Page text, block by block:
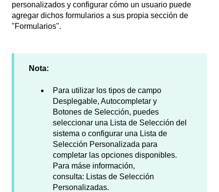
personalizados y configurar cómo un usuario puede
agregar dichos formularios a sus propia sección de
"Formularios".
Nota:
Para utilizar los tipos de campo
Desplegable, Autocompletar y
Botones de Selección, puedes
seleccionar una Lista de Selección del
sistema o configurar una Lista de
Selección Personalizada para
completar las opciones disponibles.
Para máse información,
consulta: Listas de Selección
Personalizadas.